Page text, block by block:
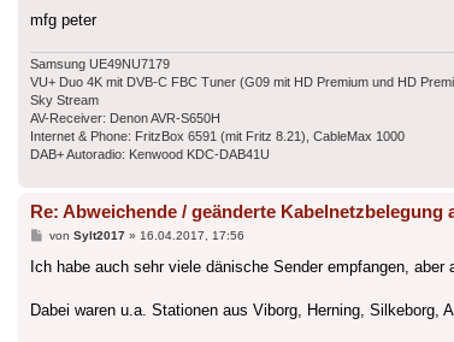
mfg peter
Samsung UE49NU7179
VU+ Duo 4K mit DVB-C FBC Tuner (G09 mit HD Premium und HD
Sky Stream
AV-Receiver: Denon AVR-S650H
Internet & Phone: FritzBox 6591 (mit Fritz 8.21), CableMax 1000
DAB+ Autoradio: Kenwood KDC-DAB41U
Re: Abweichende / geänderte Kabelnetzbelegung
Beitrag
von Sylt2017» 16.04.2017, 17:56
Ich habe auch sehr viele dänische Sender empfangen,
Dabei waren u.a. Stationen aus Viborg, Herning, Silkeborg,